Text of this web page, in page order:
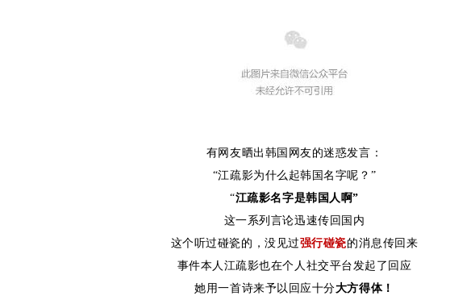
有网友晒出韩国网友的迷惑发言：
“江疏影为什么起韩国名字呢？”
“江疏影名字是韩国人啊”
这一系列言论迅速传回国内
这个听过碰瓷的，没见过强行碰瓷的消息传回来
事件本人江疏影也在个人社交平台发起了回应
她用一首诗来予以回应十分大方得体！